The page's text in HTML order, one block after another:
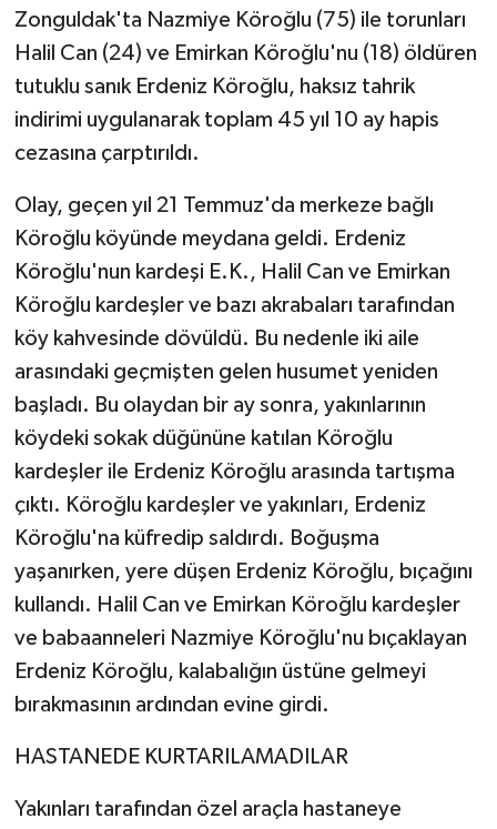
Zonguldak'ta Nazmiye Köroğlu (75) ile torunları
Halil Can (24) ve Emirkan Köroğlu'nu (18) öldüren
tutuklu sanık Erdeniz Köroğlu, haksız tahrik
indirimi uygulanarak toplam 45 yıl 10 ay hapis
cezasına çarptırıldı.
Olay, geçen yıl 21 Temmuz'da merkeze bağlı
Köroğlu köyünde meydana geldi. Erdeniz
Köroğlu'nun kardeşi E.K., Halil Can ve Emirkan
Köroğlu kardeşler ve bazı akrabaları tarafından
köy kahvesinde dövüldü. Bu nedenle iki aile
arasındaki geçmişten gelen husumet yeniden
başladı. Bu olaydan bir ay sonra, yakınlarının
köydeki sokak düğününe katılan Köroğlu
kardeşler ile Erdeniz Köroğlu arasında tartışma
çıktı. Köroğlu kardeşler ve yakınları, Erdeniz
Köroğlu'na küfredip saldırdı. Boğuşma
yaşanırken, yere düşen Erdeniz Köroğlu, bıçağını
kullandı. Halil Can ve Emirkan Köroğlu kardeşler
ve babaanneleri Nazmiye Köroğlu'nu bıçaklayan
Erdeniz Köroğlu, kalabalığın üstüne gelmeyi
bırakmasının ardından evine girdi.
HASTANEDE KURTARILAMADILAR
Yakınları tarafından özel araçla hastaneye